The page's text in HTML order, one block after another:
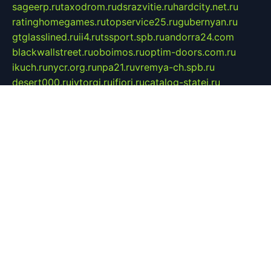
sageerp.rutaxodrom.rudsrazvitie.ruhardcity.net.ru
ratinghomegames.rutopservice25.rugubernyan.ru
gtglasslined.ruii4.rutssport.spb.ruandorra24.com
blackwallstreet.ruoboimos.ruoptim-doors.com.ru
ikuch.runycr.org.runpa21.ruvremya-ch.spb.ru
desert000.ruivtorgi.ruifiori.rucatalog-statei.ru